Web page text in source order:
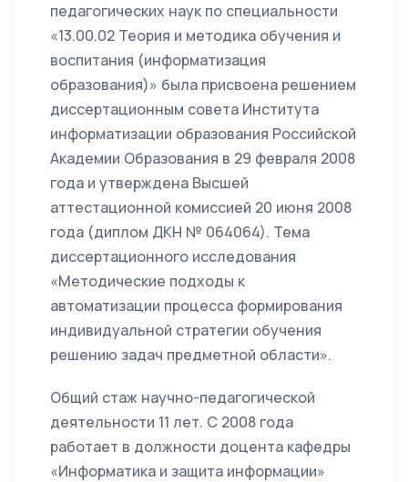
педагогических наук по специальности
«13.00.02 Теория и методика обучения и
воспитания (информатизация
образования)» была присвоена решением
диссертационным совета Института
информатизации образования Российской
Академии Образования в 29 февраля 2008
года и утверждена Высшей
аттестационной комиссией 20 июня 2008
года (диплом ДКН № 064064). Тема
диссертационного исследования
«Методические подходы к
автоматизации процесса формирования
индивидуальной стратегии обучения
решению задач предметной области».
Общий стаж научно-педагогической
деятельности 11 лет. С 2008 года
работает в должности доцента кафедры
«Информатика и защита информации»